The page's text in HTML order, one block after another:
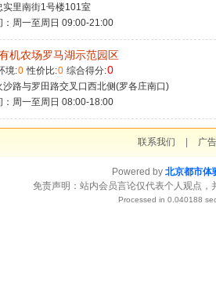
实里南街1号楼101室
：周一至周日 09:00-21:00
机农场罗马湖示范园区
境:0 性价比:0 综合得分:0
沙路与罗田路交叉口西北侧(罗各庄南口)
：周一至周日 08:00-18:00
联系我们 广
Powered by 北京都市体
免责声明：站内会员言论仅代表个人观点
Processed in 0.040188